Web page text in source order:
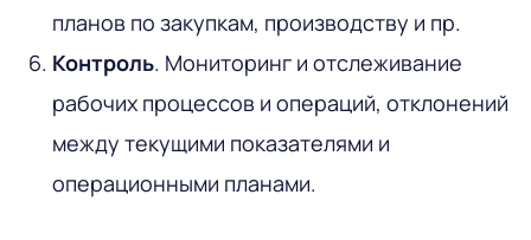
планов по закупкам, производству и пр.
Контроль. Мониторинг и отслеживание
рабочих процессов и операций, отклонений
между текущими показателями и
операционными планами.